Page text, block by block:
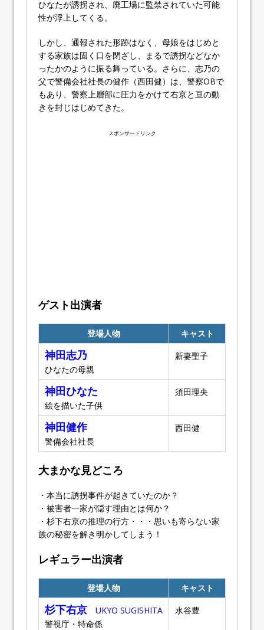
ひなたが誘拐され、廃工場に監禁されていた可能
性が浮上してくる。
しかし、通報された形跡はなく、母娘をはじめと
する家族は固く口を閉ざし、まるで誘拐などなか
ったかのように振る舞っている。さらに、志乃の
父で警備会社社長の健作（西田健）は、警察OBで
もあり、警察上層部に圧力をかけて右京と亘の動
きを封じはじめてきた。
スポンサードリンク
ゲスト出演者
登場人物 キャスト
神田志乃
ひなたの母親
新妻聖子
神田ひなた
絵を描いた子供
須田理央
神田健作
警備会社社長
西田健
大まかな見どころ
・本当に誘拐事件が起きていたのか？
・被害者一家が隠す理由とは何か？
・杉下右京の推理の行方・・・思いも寄らない家
族の秘密を解き明かしてしまう！
レギュラー出演者
登場人物 キャスト
杉下右京 UKYO SUGISHITA
警視庁・特命係
水谷豊